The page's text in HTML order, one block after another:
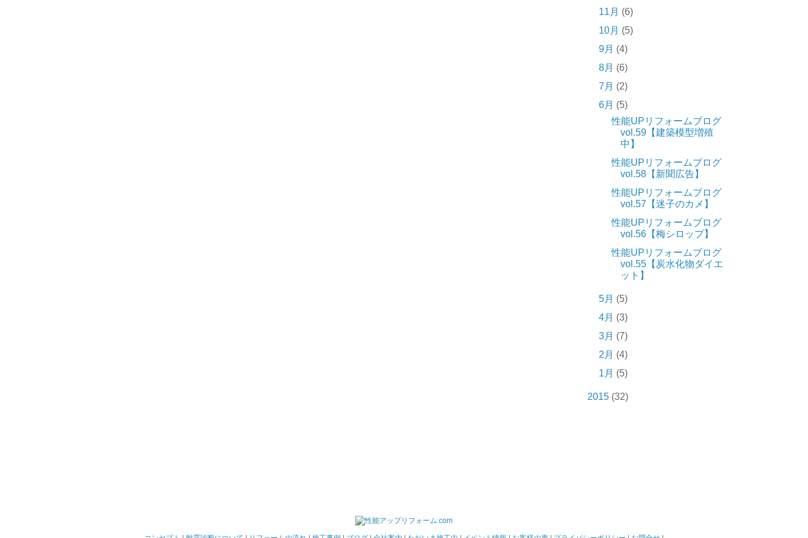
11月 (6)
10月 (5)
9月 (4)
8月 (6)
7月 (2)
6月 (5)
性能UPリフォームブログ
vol.59【建築模型増殖
中】
性能UPリフォームブログ
vol.58【新聞広告】
性能UPリフォームブログ
vol.57【迷子のカメ】
性能UPリフォームブログ
vol.56【梅シロップ】
性能UPリフォームブログ
vol.55【炭水化物ダイエ
ット】
5月 (5)
4月 (3)
3月 (7)
2月 (4)
1月 (5)
2015 (32)